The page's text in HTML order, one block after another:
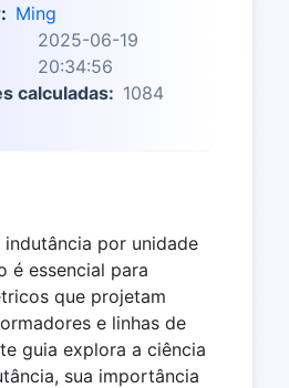
Ming
2025-06-19
20:34:56
calculadas: 1084
indutância por unidade
é essencial para
que projetam
e linhas de
guia explora a ciência
sua importância